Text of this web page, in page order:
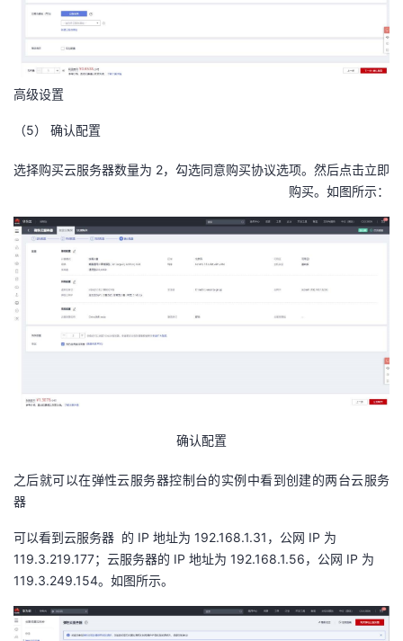
高级设置
（5） 确认配置
选择购买云服务器数量为 2，勾选同意购买协议选项。然后点击立即
购买。如图所示：
确认配置
之后就可以在弹性云服务器控制台的实例中看到创建的两台云服务
器
可以看到云服务器 的 IP 地址为 192.168.1.31，公网 IP 为
119.3.219.177；云服务器的 IP 地址为 192.168.1.56，公网 IP 为
119.3.249.154。如图所示。